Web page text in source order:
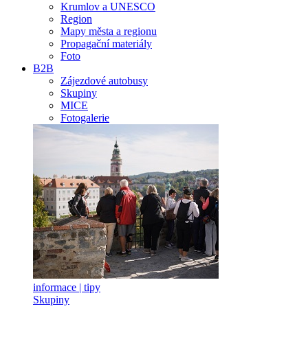
Krumlov a UNESCO
Region
Mapy města a regionu
Propagační materiály
Foto
B2B
Zájezdové autobusy
Skupiny
MICE
Fotogalerie
informace | tipy
Skupiny